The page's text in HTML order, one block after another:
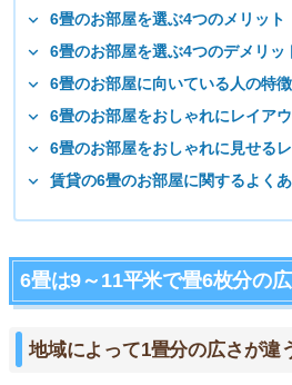
6畳のお部屋を選ぶ4つのメリット
6畳のお部屋を選ぶ4つのデメリッ
6畳のお部屋に向いている人の特徴
6畳のお部屋をおしゃれにレイア
6畳のお部屋をおしゃれに見せる
賃貸の6畳のお部屋に関するよく
6畳は9～11平米で畳6枚分の
地域によって1畳分の広さが違